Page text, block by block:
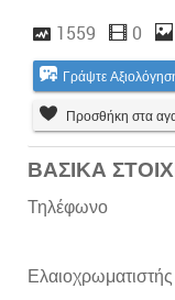
1559 0
Γράψτε
Προσθήκη στα
ΒΑΣΙΚΑ
Τηλέφωνο
Ελαιοχρωματιστής